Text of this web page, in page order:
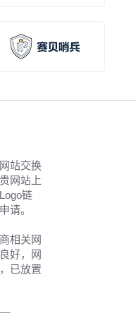
站交换
网站上
链
请。
相关网
好，网
已放置